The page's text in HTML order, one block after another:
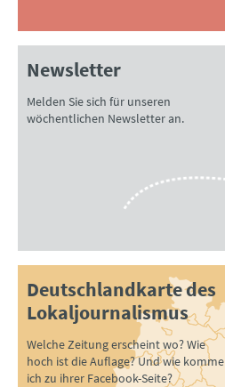
Newsletter
Melden Sie sich für unseren
wöchentlichen Newsletter an.
Deutschlandkarte des
Lokaljournalismus
Welche Zeitung erscheint wo? Wie
hoch ist die Auflage? Und wie komme
ich zu ihrer Facebook-Seite?